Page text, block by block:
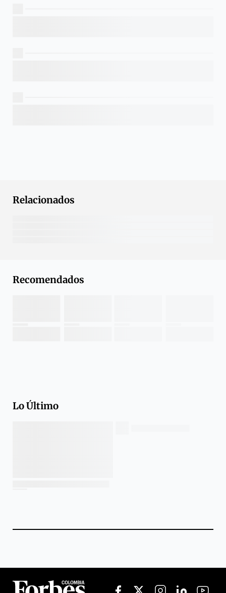
Relacionados
Recomendados
Lo Último